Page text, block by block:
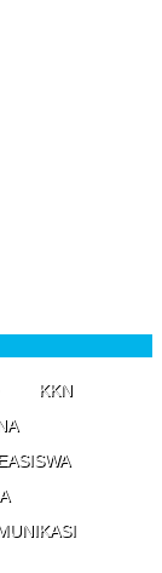
KKN